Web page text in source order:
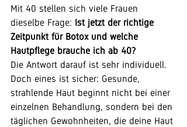
Mit 40 stellen sich viele Frauen
dieselbe Frage: Ist jetzt der richtige
Zeitpunkt für Botox und welche
Hautpflege brauche ich ab 40?
Die Antwort darauf ist sehr individuell.
Doch eines ist sicher: Gesunde,
strahlende Haut beginnt nicht bei einer
einzelnen Behandlung, sondern bei den
täglichen Gewohnheiten, die deine Haut